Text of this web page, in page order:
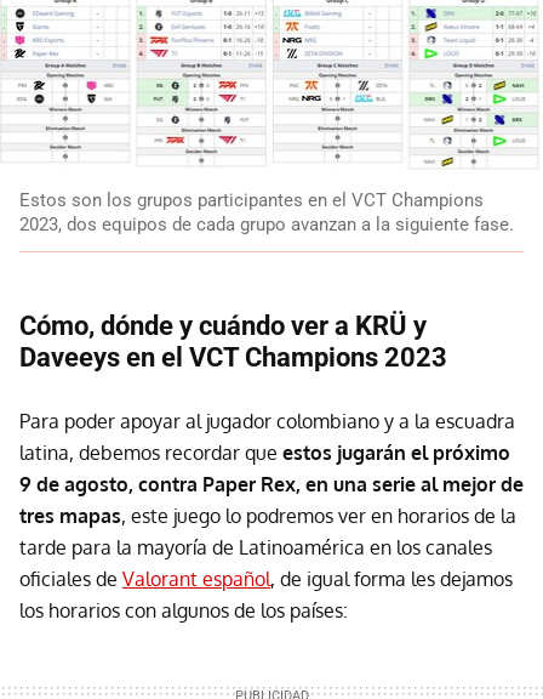
Estos son los grupos participantes en el VCT Champions
2023, dos equipos de cada grupo avanzan a la siguiente fase.
Cómo, dónde y cuándo ver a KRÜ y
Daveeys en el VCT Champions 2023
Para poder apoyar al jugador colombiano y a la escuadra
latina, debemos recordar que estos jugarán el próximo
9 de agosto, contra Paper Rex, en una serie al mejor de
tres mapas, este juego lo podremos ver en horarios de la
tarde para la mayoría de Latinoamérica en los canales
oficiales de Valorant español, de igual forma les dejamos
los horarios con algunos de los países: